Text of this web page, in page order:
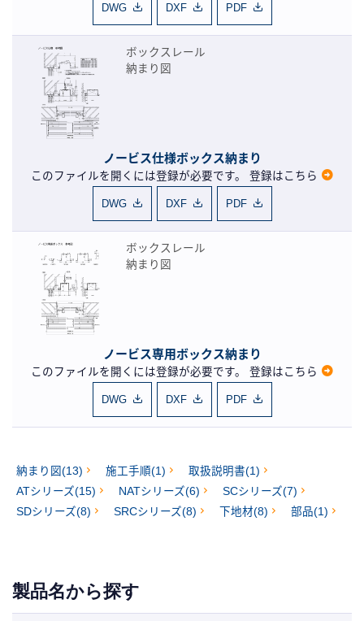
DWG DXF PDF
ボックスレール
納まり図
ノービス仕様ボックス納まり
このファイルを開くには登録が必要です。登録はこちら
DWG DXF PDF
ボックスレール
納まり図
ノービス専用ボックス納まり
このファイルを開くには登録が必要です。登録はこちら
DWG DXF PDF
納まり図(13) 施工手順(1)
取扱説明書(1)
ATシリーズ(15)
NATシリーズ(6)
SCシリーズ(7)
SDシリーズ(8)
SRCシリーズ(8) 下地材(8) 部品(1)
製品名から探す